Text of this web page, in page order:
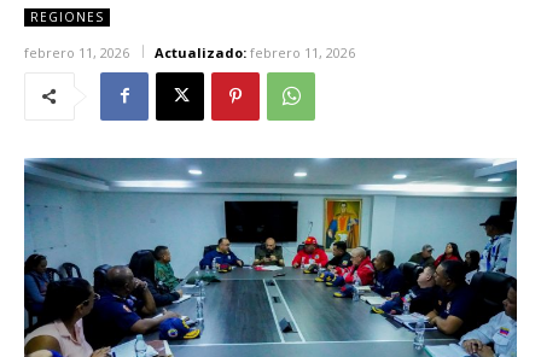
REGIONES
febrero 11, 2026 Actualizado: febrero 11, 2026